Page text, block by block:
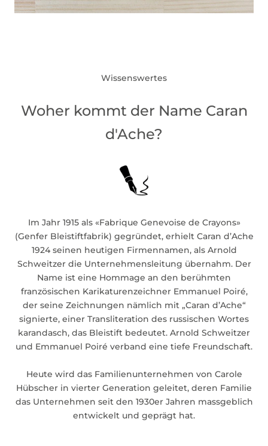
Wissenswertes
Woher kommt der Name Caran
d'Ache?
Im Jahr 1915 als «Fabrique Genevoise de Crayons»
(Genfer Bleistiftfabrik) gegründet, erhielt Caran d’Ache
1924 seinen heutigen Firmennamen, als Arnold
Schweitzer die Unternehmensleitung übernahm. Der
Name ist eine Hommage an den berühmten
französischen Karikaturenzeichner Emmanuel Poiré,
der seine Zeichnungen nämlich mit „Caran d’Ache“
signierte, einer Transliteration des russischen Wortes
karandasch, das Bleistift bedeutet. Arnold Schweitzer
und Emmanuel Poiré verband eine tiefe Freundschaft.
Heute wird das Familienunternehmen von Carole
Hübscher in vierter Generation geleitet, deren Familie
das Unternehmen seit den 1930er Jahren massgeblich
entwickelt und geprägt hat.